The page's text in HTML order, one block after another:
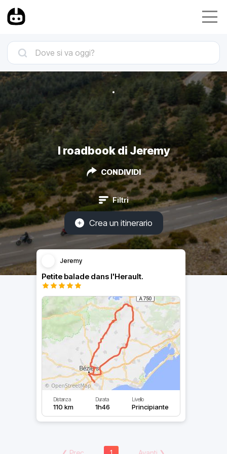
I roadbook di Jeremy
CONDIVIDI
Filtri
Crea un itinerario
Jeremy
Petite balade dans l'Herault.
Distanza
110 km
Durata
1h46
Livello
Principiante